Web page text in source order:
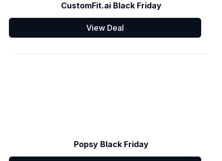
CustomFit.ai Black Friday
View Deal
Popsy Black Friday